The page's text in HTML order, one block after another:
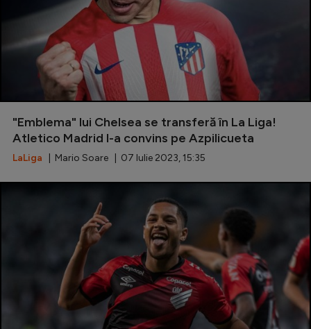
"Emblema" lui Chelsea se transferă în La Liga!
Atletico Madrid l-a convins pe Azpilicueta
LaLiga | Mario Soare | 07 Iulie 2023, 15:35